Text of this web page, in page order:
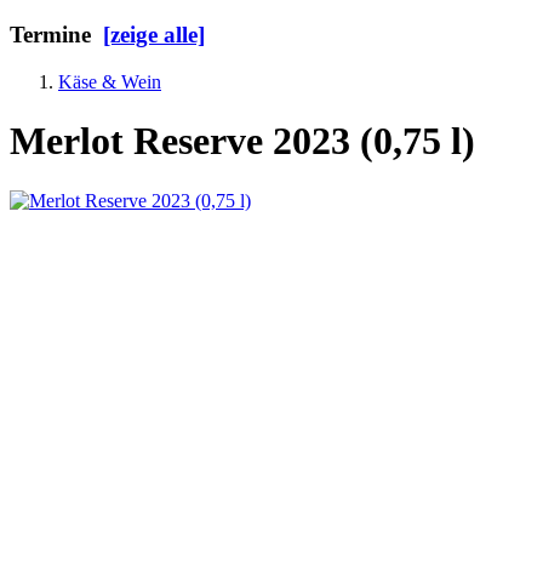
Termine [zeige alle]
Käse & Wein
Merlot Reserve 2023 (0,75 l)